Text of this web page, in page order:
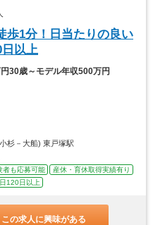
歩1分！日当たりの良い
以上
30歳～モデル年収500万円
杉－大船) 東戸塚駅
者も応募可能
産休・育休取得実績有り
120日以上
この求人に興味がある